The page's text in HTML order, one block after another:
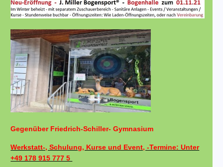
Gegenüber Friedrich-Schiller- Gymnasium
Werkstatt-, Schulung, Kurse und Event, -Termine: Unter
+49 178 915 777 5